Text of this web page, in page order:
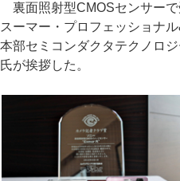
裏面照射型CMOSセンサー
スーマー・プロフェッショナ
本部セミコンダクタテクノロ
氏が挨拶した。